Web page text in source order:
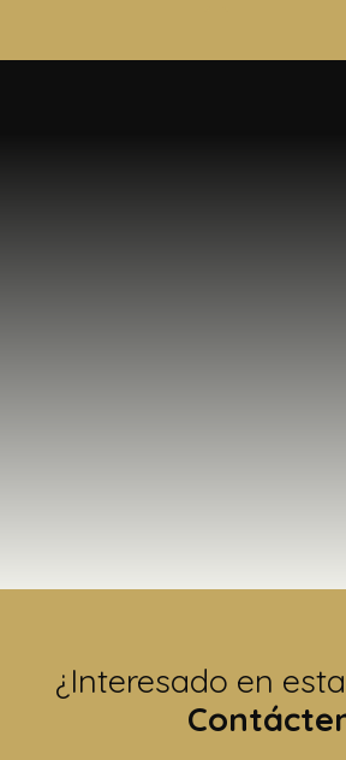
¿Interesado en